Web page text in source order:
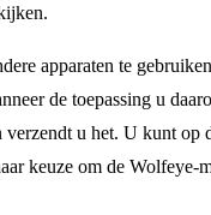
apparaten te
de toepassing u
verzendt u het. U kunt op
keuze om de Wolfeye-